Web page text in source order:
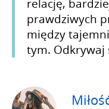
relację,
prawdziwych
między
tym. Odkrywaj